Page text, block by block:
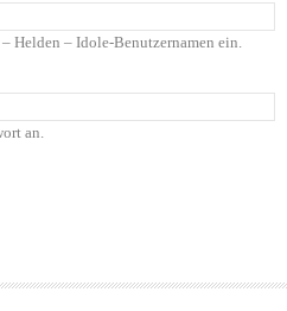
Helden – Idole-Benutzernamen ein.
an.